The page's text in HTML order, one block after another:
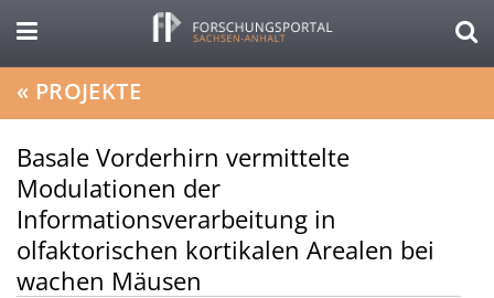
« PROJEKTE
Basale Vorderhirn vermittelte
Modulationen der
Informationsverarbeitung in
olfaktorischen kortikalen Arealen bei
wachen Mäusen